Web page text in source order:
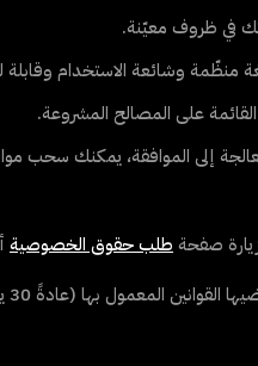
في ظروف معيّنة.
منظّمة وشائعة الاستخدام وقابلة
على المصالح المشروعة.
إلى الموافقة، يمكنك سحب
صفحة طلب حقوق الخصوصية